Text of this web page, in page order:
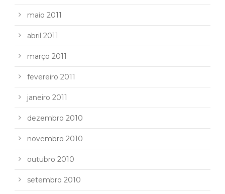
maio 2011
abril 2011
março 2011
fevereiro 2011
janeiro 2011
dezembro 2010
novembro 2010
outubro 2010
setembro 2010